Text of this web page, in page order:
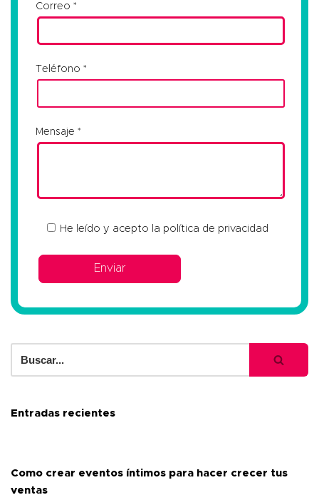
Correo
Teléfono
Mensaje
He leído y acepto la política de privacidad
Entradas recientes
Como crear eventos íntimos para hacer crecer tus
ventas